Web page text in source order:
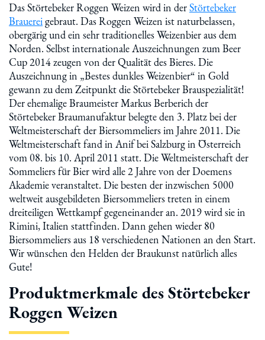
Das Störtebeker Roggen Weizen wird in derStörtebeker
Brauereigebraut. Das Roggen Weizen ist naturbelassen,
obergärig und ein sehr traditionelles Weizenbier aus dem
Norden. Selbst internationale Auszeichnungen zum Beer
Cup 2014 zeugen von der Qualität des Bieres. Die
Auszeichnung in „Bestes dunkles Weizenbier“ in Gold
gewann zu dem Zeitpunkt die Störtebeker Brauspezialität!
Der ehemalige Braumeister Markus Berberich der
Störtebeker Braumanufaktur belegte den 3. Platz bei der
Weltmeisterschaft der Biersommeliers im Jahre 2011. Die
Weltmeisterschaft fand in Anif bei Salzburg in Österreich
vom 08. bis 10. April 2011 statt. Die Weltmeisterschaft der
Sommeliers für Bier wird alle 2 Jahre von der Doemens
Akademie veranstaltet. Die besten der inzwischen 5000
weltweit ausgebildeten Biersommeliers treten in einem
dreiteiligen Wettkampf gegeneinander an. 2019 wird sie in
Rimini, Italien stattfinden. Dann gehen wieder 80
Biersommeliers aus 18 verschiedenen Nationen an den Start.
Wir wünschen den Helden der Braukunst natürlich alles
Gute!
Produktmerkmale des Störtebeker
Roggen Weizen